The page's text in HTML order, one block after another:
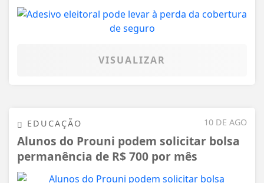
VISUALIZAR
10 DE AGO
EDUCAÇÃO
Alunos do Prouni podem solicitar bolsa
permanência de R$ 700 por mês